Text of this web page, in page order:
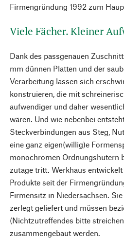
Firmengründung 1992 zum
Viele Fächer. Kleiner
Dank des passgenauen
mm dünnen Platten und der
Verarbeitung lassen sich
konstruieren, die mit
aufwendiger und daher
wären. Und wie nebenbei
Steckverbindungen aus Steg,
eine ganz eigen(willig)e
monochromen Ordnungshütern
zutage tritt. Werkhaus
Produkte seit der
Firmensitz in Niedersachsen.
zerlegt geliefert und müssen
(Nichtzutreffendes bitte
zusammengebaut werden.